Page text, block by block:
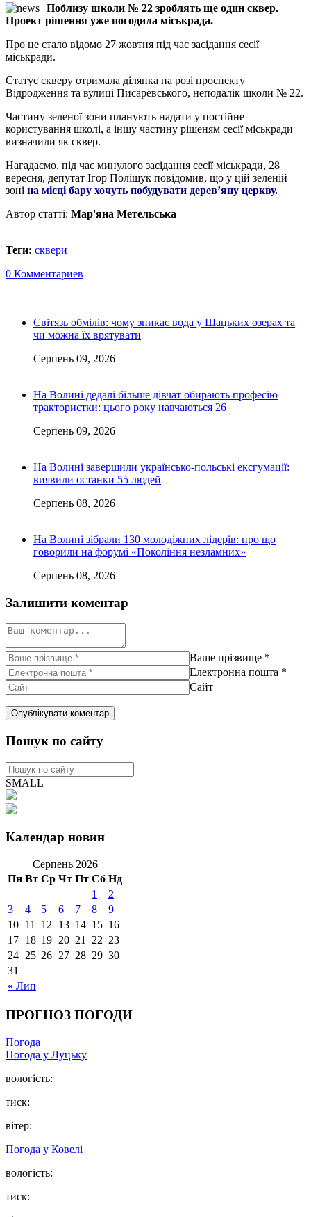
Поблизу школи № 22 зроблять ще один сквер.
Проект рішення уже погодила міськрада.
Про це стало відомо 27 жовтня під час засідання сесії
міськради.
Статус скверу отримала ділянка на розі проспекту
Відродження та вулиці Писаревського, неподалік школи № 22.
Частину зеленої зони планують надати у постійне
користування школі, а іншу частину рішеням сесії міськради
визначили як сквер.
Нагадаємо, під час минулого засідання сесії міськради, 28
вересня, депутат Ігор Поліщук повідомив, що у цій зеленій
зоні на місці бару хочуть побудувати дерев’яну церкву.
Автор статті: Мар'яна Метельська
Теги: сквери
0 Комментариев
Світязь обмілів: чому зникає вода у Шацьких озерах та
чи можна їх врятувати
Серпень 09, 2026
На Волині дедалі більше дівчат обирають професію
трактористки: цього року навчаються 26
Серпень 09, 2026
На Волині завершили українсько-польські ексгумації:
виявили останки 55 людей
Серпень 08, 2026
На Волині зібрали 130 молодіжних лідерів: про що
говорили на форумі «Покоління незламних»
Серпень 08, 2026
Залишити коментар
Ваше прізвище *
Електронна пошта *
Сайт
Пошук по сайту
SMALL
Календар новин
Серпень 2026
Пн Вт Ср Чт Пт Сб Нд
« Лип
1
2
3
4 5 6 7 8
9
10 11 12 13 14 15 16
17 18 19 20 21 22 23
24 25 26 27 28 29 30
31
ПРОГНОЗ ПОГОДИ
Погода
Погода у Луцьку
вологість:
тиск:
вітер:
Погода у Ковелі
вологість:
тиск: